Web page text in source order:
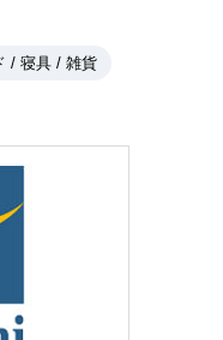
/ 寝具 / 雑貨